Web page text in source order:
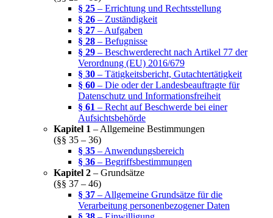
§ 25 – Errichtung und Rechtsstellung
§ 26 – Zuständigkeit
§ 27 – Aufgaben
§ 28 – Befugnisse
§ 29 – Beschwerderecht nach Artikel 77 der
Verordnung (EU) 2016/679
§ 30 – Tätigkeitsbericht, Gutachtertätigkeit
§ 60 – Die oder der Landesbeauftragte für
Datenschutz und Informationsfreiheit
§ 61 – Recht auf Beschwerde bei einer
Aufsichtsbehörde
Kapitel 1 – Allgemeine Bestimmungen
(§§ 35 – 36)
§ 35 – Anwendungsbereich
§ 36 – Begriffsbestimmungen
Kapitel 2 – Grundsätze
(§§ 37 – 46)
§ 37 – Allgemeine Grundsätze für die
Verarbeitung personenbezogener Daten